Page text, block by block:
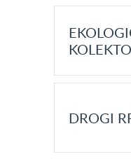
DROGI